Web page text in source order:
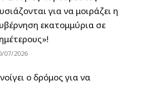
για να μοιράζει η
εκατομμύρια σε
07/2026
ο δρόμος για να